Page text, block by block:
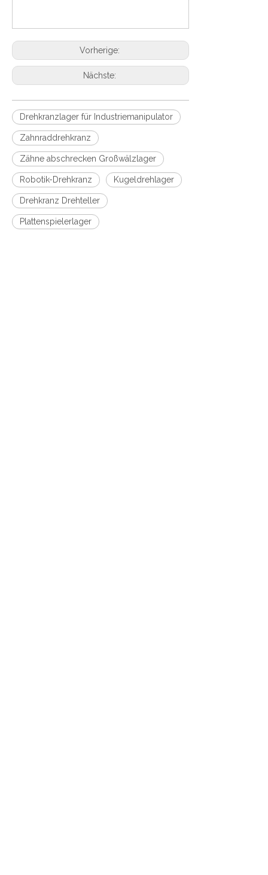
Vorherige:
Nächste:
Drehkranzlager für Industriemanipulator
Zahnraddrehkranz
Zähne abschrecken Großwälzlager
Robotik-Drehkranz Kugeldrehlager
Drehkranz Drehteller
Plattenspielerlager